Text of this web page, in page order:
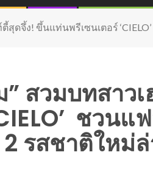
ดจึ้ง! ขึ้นแท่นพรีเซนเตอร์
สวมบทสาว
ชวนแ
รสชาติใหม่